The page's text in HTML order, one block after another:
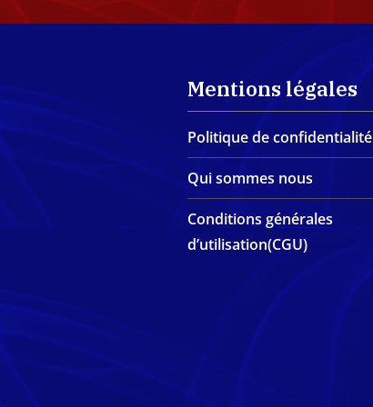
Mentions légales
Politique de confidentialité
Qui sommes nous
Conditions générales
d’utilisation(CGU)